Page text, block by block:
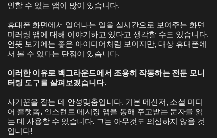
인할 수 있는 앱이 많이 있습니다.
휴대폰 화면에서 일어나는 일을 실시간으로 보여주는 화면
미러링 앱에 대해 이야기하고 있다고 생각할 수도 있습니다.
언뜻 보기에는 좋은 아이디어처럼 보이지만, 대상 휴대폰에
서 볼 수 있다는 단점이 있습니다.
이러한 이유로 백그라운드에서 조용히 작동하는 전문 모니
터링 도구를 살펴보겠습니다.
사기꾼을 잡는 데 안성맞춤입니다. 기본 메신저, 소셜 미디
어 플랫폼, 인스턴트 메시징 앱을 통해 주고받는 문자를 읽
는 데 사용할 수 있습니다. 그는 아무것도 의심하지 않을 것
입니다!